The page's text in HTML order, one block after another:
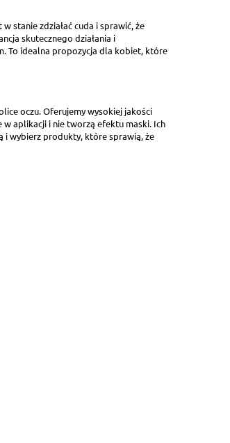
stanie zdziałać cuda i sprawić, że
skutecznego działania i
To idealna propozycja dla kobiet, które
oczu. Oferujemy wysokiej jakości
w aplikacji i nie tworzą efektu maski. Ich
i wybierz produkty, które sprawią, że